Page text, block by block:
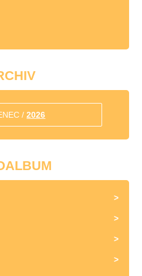
/2026